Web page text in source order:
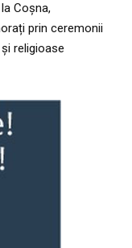
Coșna,
prin ceremonii
religioase